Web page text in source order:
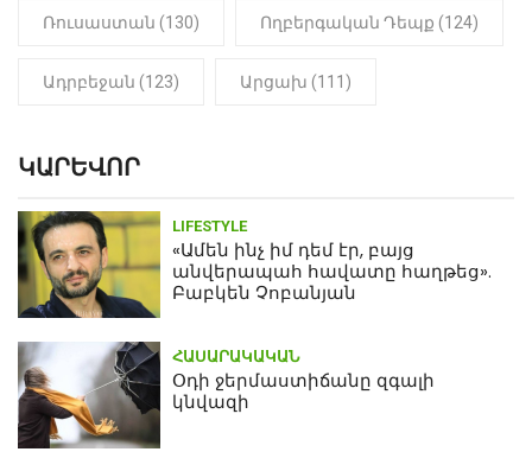
Ռուսաստան (130) Ողբերգական Դեպք (124)
Ադրբեջան (123) Արցախ (111)
ԿԱՐԵՎՈՐ
LIFESTYLE
«Ամեն ինչ իմ դեմ էր, բայց
անվերապահ հավատը հաղթեց».
Բաբկեն Չոբանյան
ՀԱՍԱՐԱԿԱԿԱՆ
Օդի ջերմաստիճանը զգալի
կնվազի